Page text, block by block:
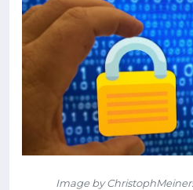
Image by